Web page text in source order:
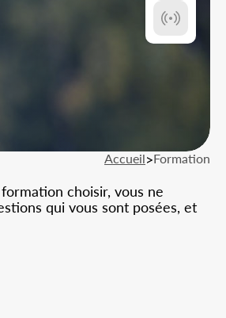
Accueil>Formation
choisir, vous ne
qui vous sont posées, et